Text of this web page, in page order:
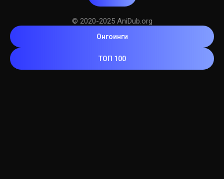
© 2020-2025 AniDub.org
Онгоинги
ТОП 100